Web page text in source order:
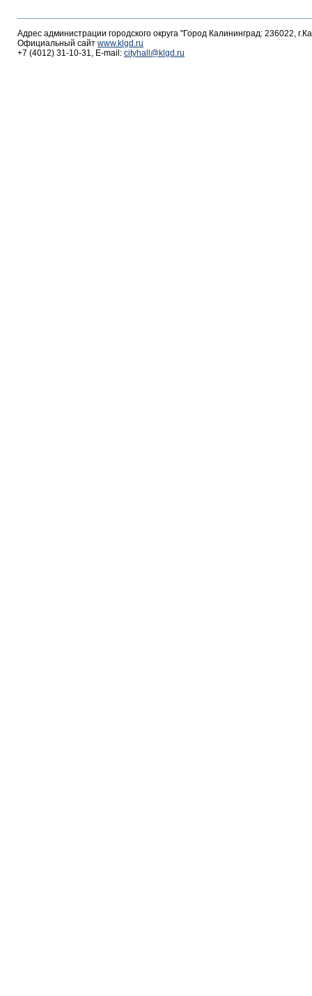
Адрес администрации городского округа "Город Калининград: 236022,
Официальный сайт www.klgd.ru
+7 (4012) 31-10-31, E-mail: cityhall@klgd.ru